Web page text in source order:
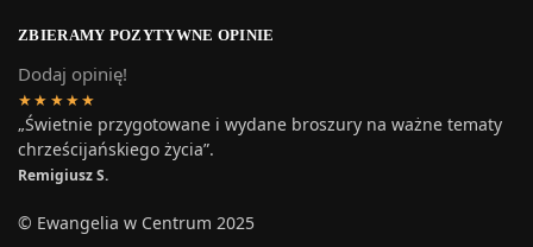
ZBIERAMY POZYTYWNE OPINIE
Dodaj opinię!
★★★★★
„Świetnie przygotowane i wydane broszury na ważne tematy
chrześcijańskiego życia”.
Remigiusz S.
© Ewangelia w Centrum 2025